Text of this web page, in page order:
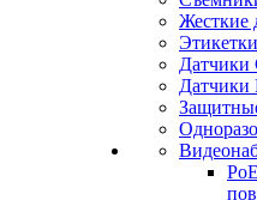
Жесткие
Этикетки
Датчики
Датчики